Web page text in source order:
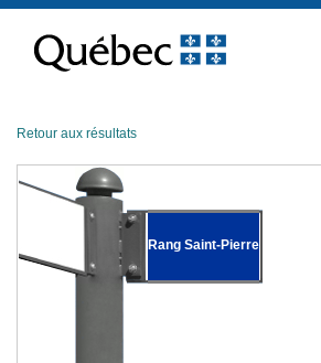
contenu
Retour aux résultats
Rang Saint-Pierre